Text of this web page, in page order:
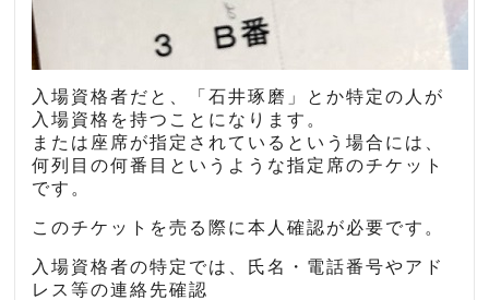
入場資格者だと、「石井琢磨」とか特定の人が
入場資格を持つことになります。
または座席が指定されているという場合には、
何列目の何番目というような指定席のチケット
です。
このチケットを売る際に本人確認が必要です。
入場資格者の特定では、氏名・電話番号やアド
レス等の連絡先確認